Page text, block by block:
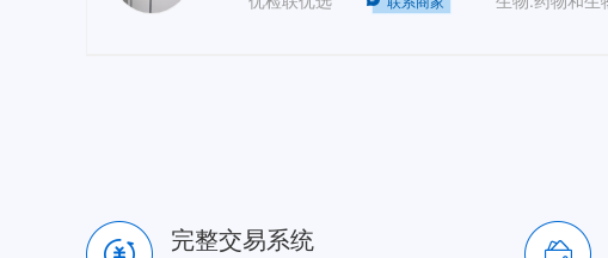
完整交易系统